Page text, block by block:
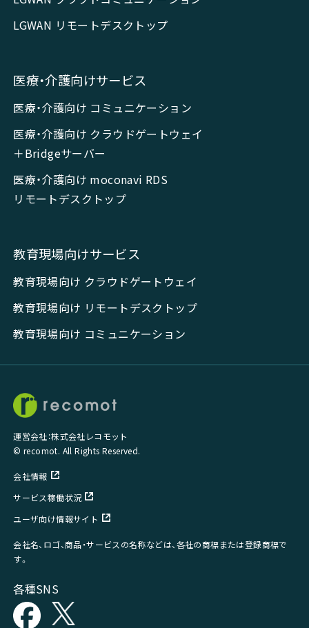
LGWAN リモートデスクトップ
医療・介護向けサービス
医療・介護向け コミュニケーション
医療・介護向け クラウドゲートウェイ
＋Bridgeサーバー
医療・介護向け moconavi RDS
リモートデスクトップ
教育現場向けサービス
教育現場向け クラウドゲートウェイ
教育現場向け リモートデスクトップ
教育現場向け コミュニケーション
運営会社：株式会社レコモット
© recomot. All Rights Reserved.
会社情報
サービス稼働状況
ユーザ向け情報サイト
会社名、ロゴ、商品・サービスの名称などは、各社の商標または登録商標で
す。
各種SNS